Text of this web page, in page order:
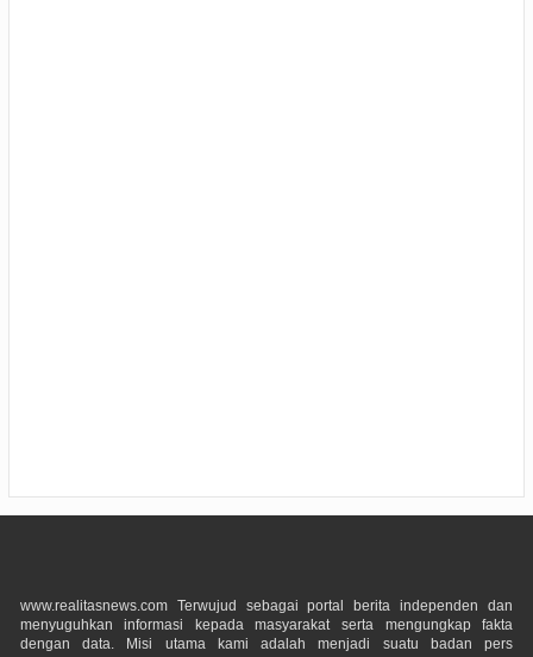
www.realitasnews.com Terwujud sebagai portal berita independen dan
menyuguhkan informasi kepada masyarakat serta mengungkap fakta
dengan data. Misi utama kami adalah menjadi suatu badan pers